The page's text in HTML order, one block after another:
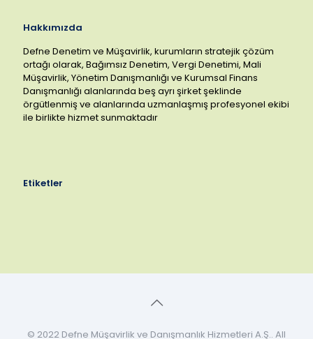
Hakkımızda
Defne Denetim ve Müşavirlik, kurumların stratejik çözüm
ortağı olarak, Bağımsız Denetim, Vergi Denetimi, Mali
Müşavirlik, Yönetim Danışmanlığı ve Kurumsal Finans
Danışmanlığı alanlarında beş ayrı şirket şeklinde
örgütlenmiş ve alanlarında uzmanlaşmış profesyonel ekibi
ile birlikte hizmet sunmaktadır
Etiketler
© 2022 Defne Müşavirlik ve Danışmanlık Hizmetleri A.Ş.. All